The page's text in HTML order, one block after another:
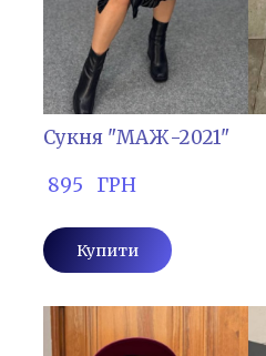
Сукня "МАЖ-2021"
895   ГРН
Купити